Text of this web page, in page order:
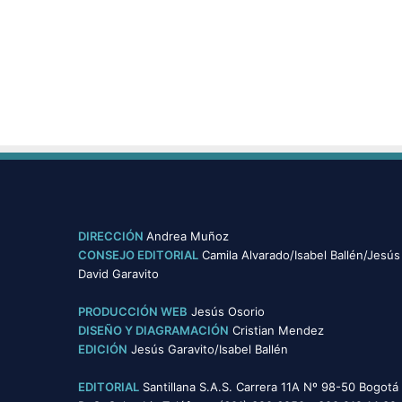
DIRECCIÓN Andrea Muñoz
CONSEJO EDITORIAL Camila Alvarado/Isabel Ballén/Jesús
David Garavito
PRODUCCIÓN WEB Jesús Osorio
DISEÑO Y DIAGRAMACIÓN Cristian Mendez
EDICIÓN Jesús Garavito/Isabel Ballén
EDITORIAL Santillana S.A.S. Carrera 11A Nº 98-50 Bogotá